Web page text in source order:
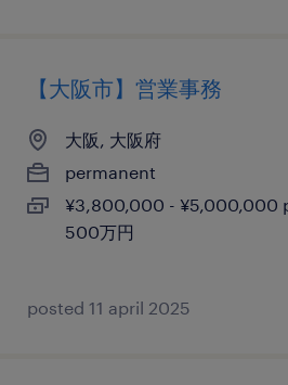
【大阪市】営業事務
大阪, 大阪府
permanent
¥3,800,000 - ¥5,000,000
500万円
posted 11 april 2025